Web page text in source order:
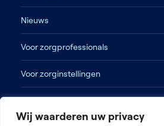
Wij waarderen uw privacy
Nieuws
Voor zorgprofessionals
Voor zorginstellingen
Contact